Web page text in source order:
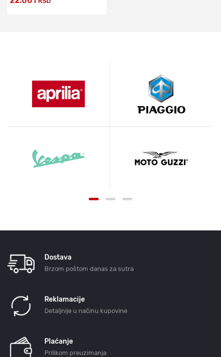
Dostava
Brzom poštom danas za sutra
Reklamacije
Detaljnije u načinu kupovine
Plaćanje
Prilikom preuzimanja